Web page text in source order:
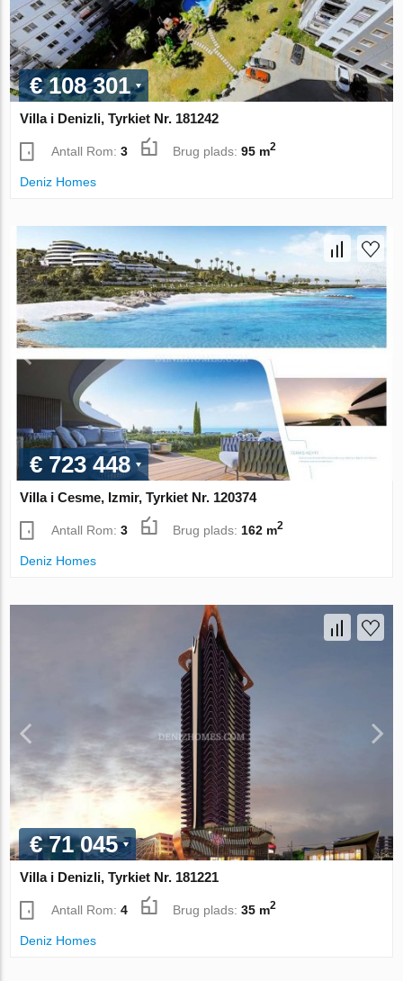
€ 108 301
Villa i Denizli, Tyrkiet Nr. 181242
Antall Rom:3 Brug plads:95 m2
Deniz Homes
€ 723 448
Villa i Cesme, Izmir, Tyrkiet Nr. 120374
Antall Rom:3 Brug plads: 162 m2
Deniz Homes
€ 71 045
Villa i Denizli, Tyrkiet Nr. 181221
Antall Rom:4 Brug plads:35 m2
Deniz Homes